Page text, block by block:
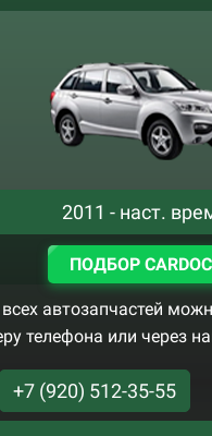
2011 - наст.
ПОДБОР
автозапчастей
телефона или через
+7 (920) 512-35-55